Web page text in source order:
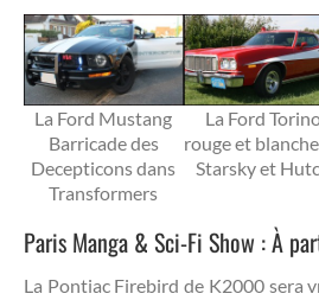
La Ford Mustang
Barricade des
Decepticons dans
Transformers
La Ford
rouge et
Starsky et
Paris Manga & Sci-Fi Show : À
La Pontiac Firebird de K2000 sera